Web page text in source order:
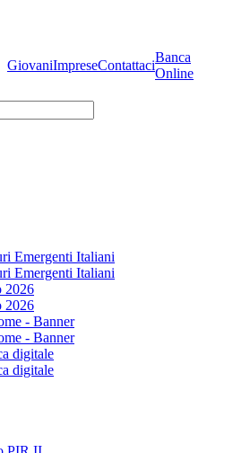
GiovaniImpreseContattaci
Banca
Online